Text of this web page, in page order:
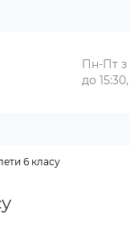
Пн-Пт з
до
6 класу